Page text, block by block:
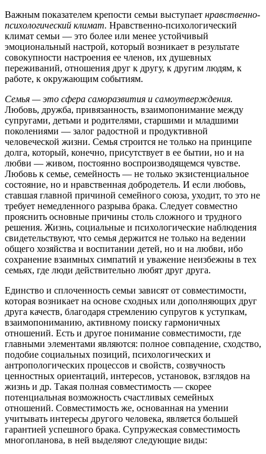
Важным показателем крепости семьи выступает нравственно-
психологический климат. Нравственно-психологический
климат семьи — это более или менее устойчивый
эмоциональный настрой, который возникает в результате
совокупности настроения ее членов, их душевных
переживаний, отношения друг к другу, к другим людям, к
работе, к окружающим событиям.
Семья — это сфера саморазвития и самоутверждения.
Любовь, дружба, привязанность, взаимопонимание между
супругами, детьми и родителями, старшими и младшими
поколениями — залог радостной и продуктивной
человеческой жизни. Семья строится не только на принципе
долга, который, конечно, присутствует в ее бытии, но и на
любви — живом, постоянно воспроизводящемся чувстве.
Любовь к семье, семейность — не только экзистенциальное
состояние, но и нравственная добродетель. И если любовь,
ставшая главной причиной семейного союза, уходит, то это не
требует немедленного разрыва брака. Следует совместно
прояснить основные причины столь сложного и трудного
решения. Жизнь, социальные и психологические наблюдения
свидетельствуют, что семья держится не только на ведении
общего хозяйства и воспитании детей, но и на любви, ибо
сохранение взаимных симпатий и уважение неизбежны в тех
семьях, где люди действительно любят друг друга.
Единство и сплоченность семьи зависят от совместимости,
которая возникает на основе сходных или дополняющих друг
друга качеств, благодаря стремлению супругов к уступкам,
взаимопониманию, активному поиску гармоничных
отношений. Есть и другое понимание совместимости, где
главными элементами являются: полное совпадение, сходство,
подобие социальных позиций, психологических и
антропологических процессов и свойств, созвучность
ценностных ориентаций, интересов, установок, взглядов на
жизнь и др. Такая полная совместимость — скорее
потенциальная возможность счастливых семейных
отношений. Совместимость же, основанная на умении
учитывать интересы другого человека, является большей
гарантией успешного брака. Супружеская совместимость
многопланова, в ней выделяют следующие виды: